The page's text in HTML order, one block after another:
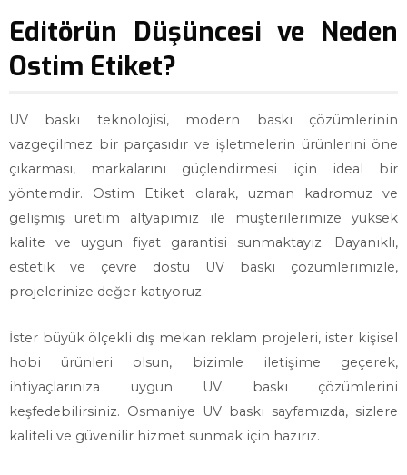
Editörün Düşüncesi ve Neden
Ostim Etiket?
UV baskı teknolojisi, modern baskı çözümlerinin
vazgeçilmez bir parçasıdır ve işletmelerin ürünlerini öne
çıkarması, markalarını güçlendirmesi için ideal bir
yöntemdir. Ostim Etiket olarak, uzman kadromuz ve
gelişmiş üretim altyapımız ile müşterilerimize yüksek
kalite ve uygun fiyat garantisi sunmaktayız. Dayanıklı,
estetik ve çevre dostu UV baskı çözümlerimizle,
projelerinize değer katıyoruz.
İster büyük ölçekli dış mekan reklam projeleri, ister kişisel
hobi ürünleri olsun, bizimle iletişime geçerek,
ihtiyaçlarınıza uygun UV baskı çözümlerini
keşfedebilirsiniz. Osmaniye UV baskı sayfamızda, sizlere
kaliteli ve güvenilir hizmet sunmak için hazırız.